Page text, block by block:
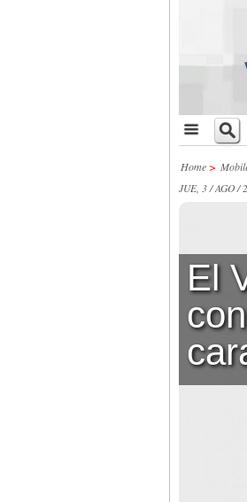
Home>
JUE, 3 / AGO /
El